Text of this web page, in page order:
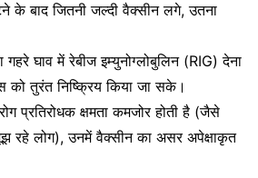
के बाद जितनी जल्दी वैक्सीन लगे, उतना
गहरे घाव में रेबीज इम्युनोग्लोबुलिन (RIG) देना
को तुरंत निष्क्रिय किया जा सके।
प्रतिरोधक क्षमता कमजोर होती है (जैसे
जूझ रहे लोग), उनमें वैक्सीन का असर अपेक्षाकृत